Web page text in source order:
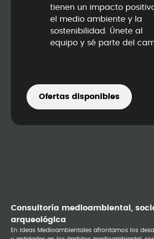
tienen un impacto
el medio ambiente y la
sostenibilidad. Únete al
equipo y sé parte del
Ofertas disponibles
Consultoría medioambiental,
arqueológica
En Ideas Medioambientales afrontamos los